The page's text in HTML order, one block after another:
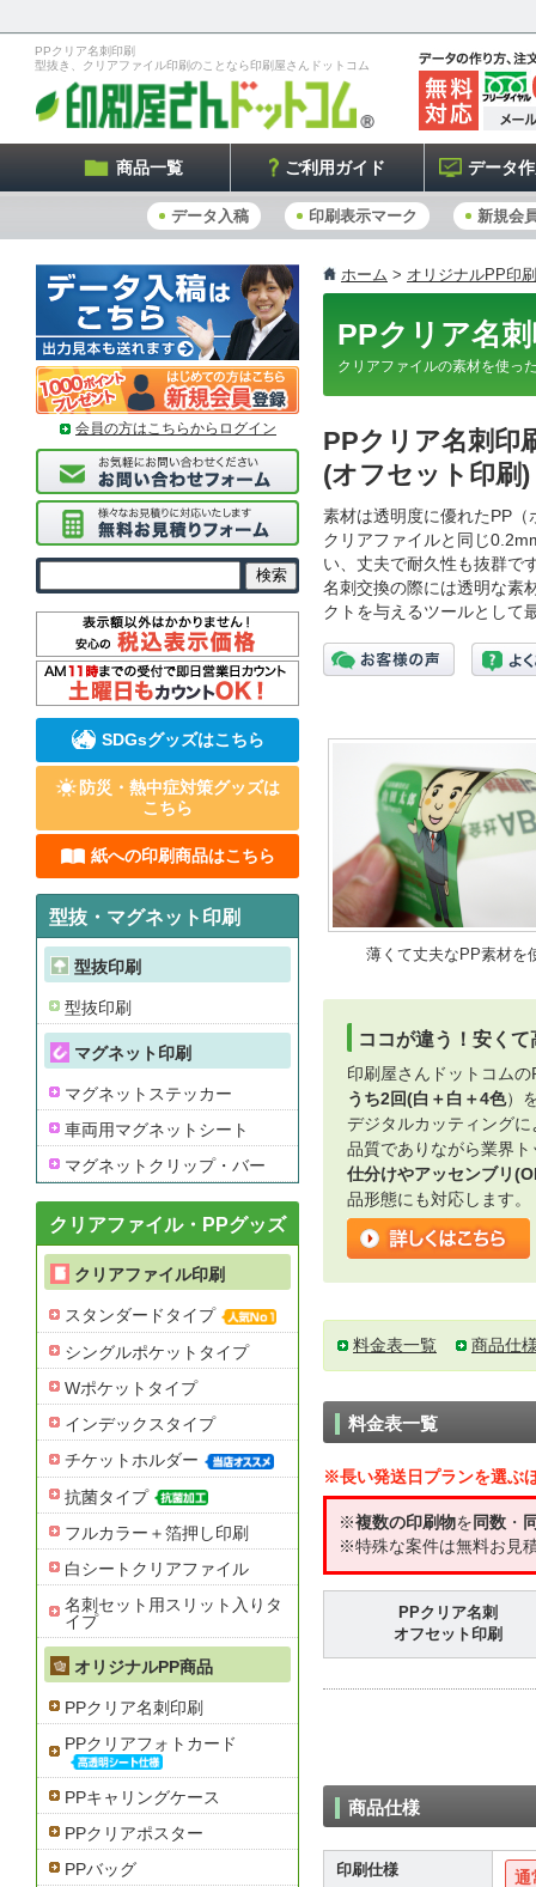
PPクリア名刺印刷
型抜き、クリアファイル印刷のことなら印刷屋さんドットコム
商品一覧 ご利用ガイド データ
データ入稿 印刷表示マーク 新規会
ホーム > オリジナルPP印
PPクリア名
クリアファイルの素材を使っ
PPクリア名刺印
(オフセット印刷)
素材は透明度に優れたPP
クリアファイルと同じ
い、丈夫で耐久性も抜群で
名刺交換の際には透明な素
クトを与えるツールとして
薄くて丈夫なPP素材を
ココが違う！安く
印刷屋さんドットコム
うち2回(白＋白＋4色）
デジタルカッティング
品質でありながら業界
仕分けやアッセンブリ
品形態にも対応します。
料金表一覧 商品仕
料金表一覧
※長い発送日プランを選ぶ
※複数の印刷物を 同数 ・
※特殊な案件は無料お見
PPクリア名刺
オフセット印刷
商品仕様
印刷仕様 通
会員の方はこちらからログイン
SDGsグッズはこちら
防災・熱中症対策グッズは
こちら
紙への印刷商品はこちら
型抜・マグネット印刷
型抜印刷
型抜印刷
マグネット印刷
マグネットステッカー
車両用マグネットシート
マグネットクリップ・バー
クリアファイル・PPグッズ
クリアファイル印刷
スタンダードタイプ
シングルポケットタイプ
Wポケットタイプ
インデックスタイプ
チケットホルダー
抗菌タイプ
フルカラー＋箔押し印刷
白シートクリアファイル
名刺セット用スリット入りタ
イプ
オリジナルPP商品
PPクリア名刺印刷
PPクリアフォトカード
PPキャリングケース
PPクリアポスター
PPバッグ